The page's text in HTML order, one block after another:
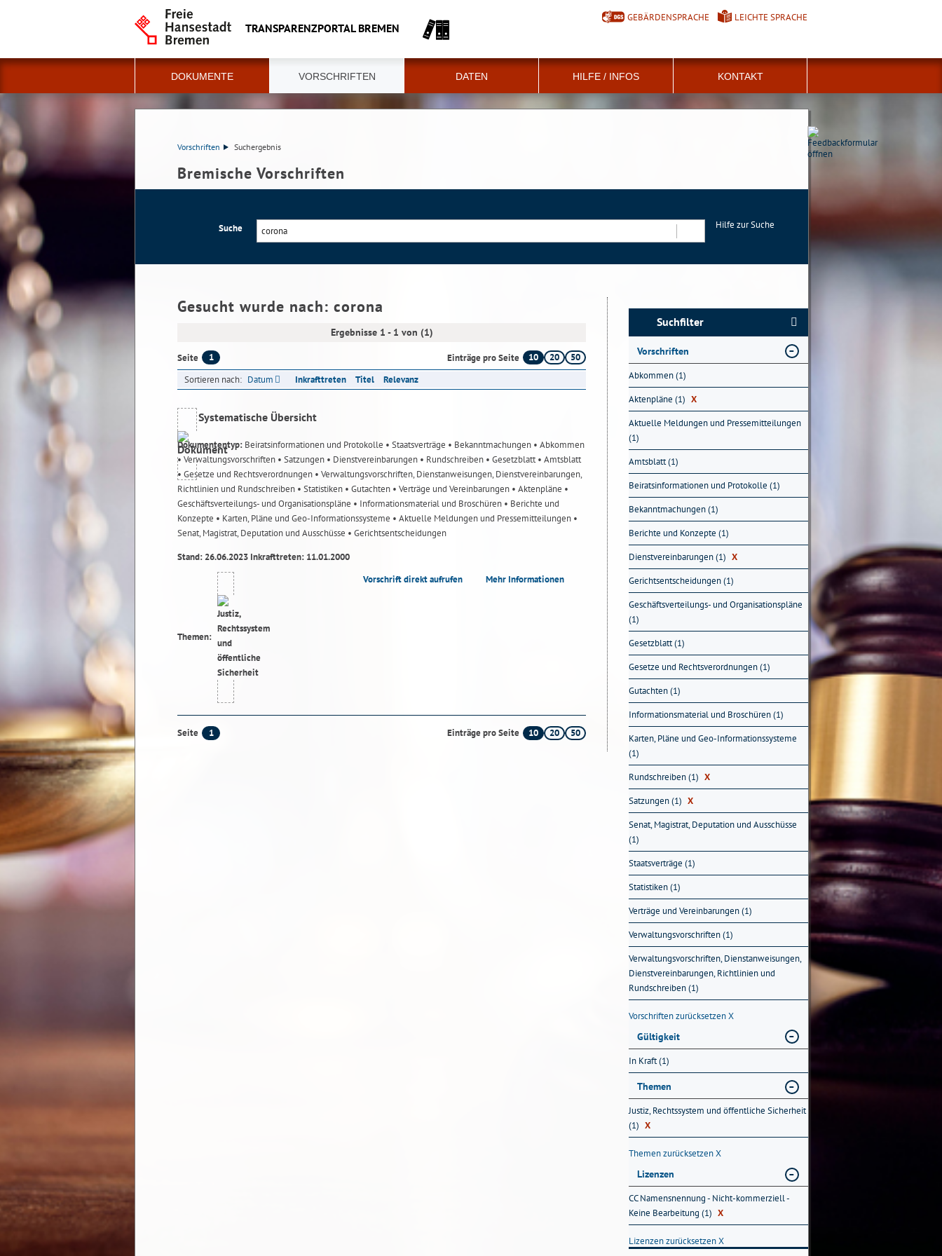
TRANSPARENZPORTAL BREMEN
GEBÄRDENSPRACHE LEICHTE SPRACHE
DOKUMENTE VORSCHRIFTEN DATEN HILFE / INFOS KONTAKT
Vorschriften Suchergebnis
Bremische Vorschriften
Suche
Hilfe zur Suche
Gesucht wurde nach: corona
Ergebnisse 1 - 1 von (1)
Seite 1 Einträge pro Seite 10 20
50
Sortieren nach: Datum Inkrafttreten Titel Relevanz
Systematische Übersicht
Dokumententyp: Beiratsinformationen und Protokolle • Staatsverträge • Bekanntmachungen • Abkommen
• Verwaltungsvorschriften • Satzungen • Dienstvereinbarungen • Rundschreiben • Gesetzblatt• Amtsblatt
• Gesetze und Rechtsverordnungen • Verwaltungsvorschriften, Dienstanweisungen, Dienstvereinbarungen,
Richtlinien und Rundschreiben • Statistiken • Gutachten • Verträge und Vereinbarungen • Aktenpläne •
Geschäftsverteilungs- und Organisationspläne • Informationsmaterial und Broschüren • Berichte und
Konzepte • Karten, Pläne und Geo-Informationssysteme • Aktuelle Meldungen und Pressemitteilungen •
Senat, Magistrat, Deputation und Ausschüsse • Gerichtsentscheidungen
Stand: 26.06.2023 Inkrafttreten: 11.01.2000
Themen:
Vorschrift direkt aufrufen Mehr Informationen
Seite 1 Einträge pro Seite 10 20 50
Suchfilter
Vorschriften
Abkommen (1)
Aktenpläne (1) X
Aktuelle Meldungen und Pressemitteilungen
(1)
Amtsblatt (1)
Beiratsinformationen und Protokolle (1)
Bekanntmachungen (1)
Berichte und Konzepte (1)
Dienstvereinbarungen (1) X
Gerichtsentscheidungen (1)
Geschäftsverteilungs- und Organisationspläne
(1)
Gesetzblatt (1)
Gesetze und Rechtsverordnungen (1)
Gutachten (1)
Informationsmaterial und Broschüren (1)
Karten, Pläne und Geo-Informationssysteme
(1)
Rundschreiben (1) X
Satzungen (1) X
Senat, Magistrat, Deputation und Ausschüsse
(1)
Staatsverträge (1)
Statistiken (1)
Verträge und Vereinbarungen (1)
Verwaltungsvorschriften (1)
Verwaltungsvorschriften, Dienstanweisungen,
Dienstvereinbarungen, Richtlinien und
Rundschreiben (1)
Vorschriften zurücksetzenX
Gültigkeit
In Kraft (1)
Themen
Justiz, Rechtssystem und öffentliche Sicherheit
(1) X
Themen zurücksetzenX
Lizenzen
CC Namensnennung - Nicht-kommerziell -
Keine Bearbeitung (1) X
Lizenzen zurücksetzenX